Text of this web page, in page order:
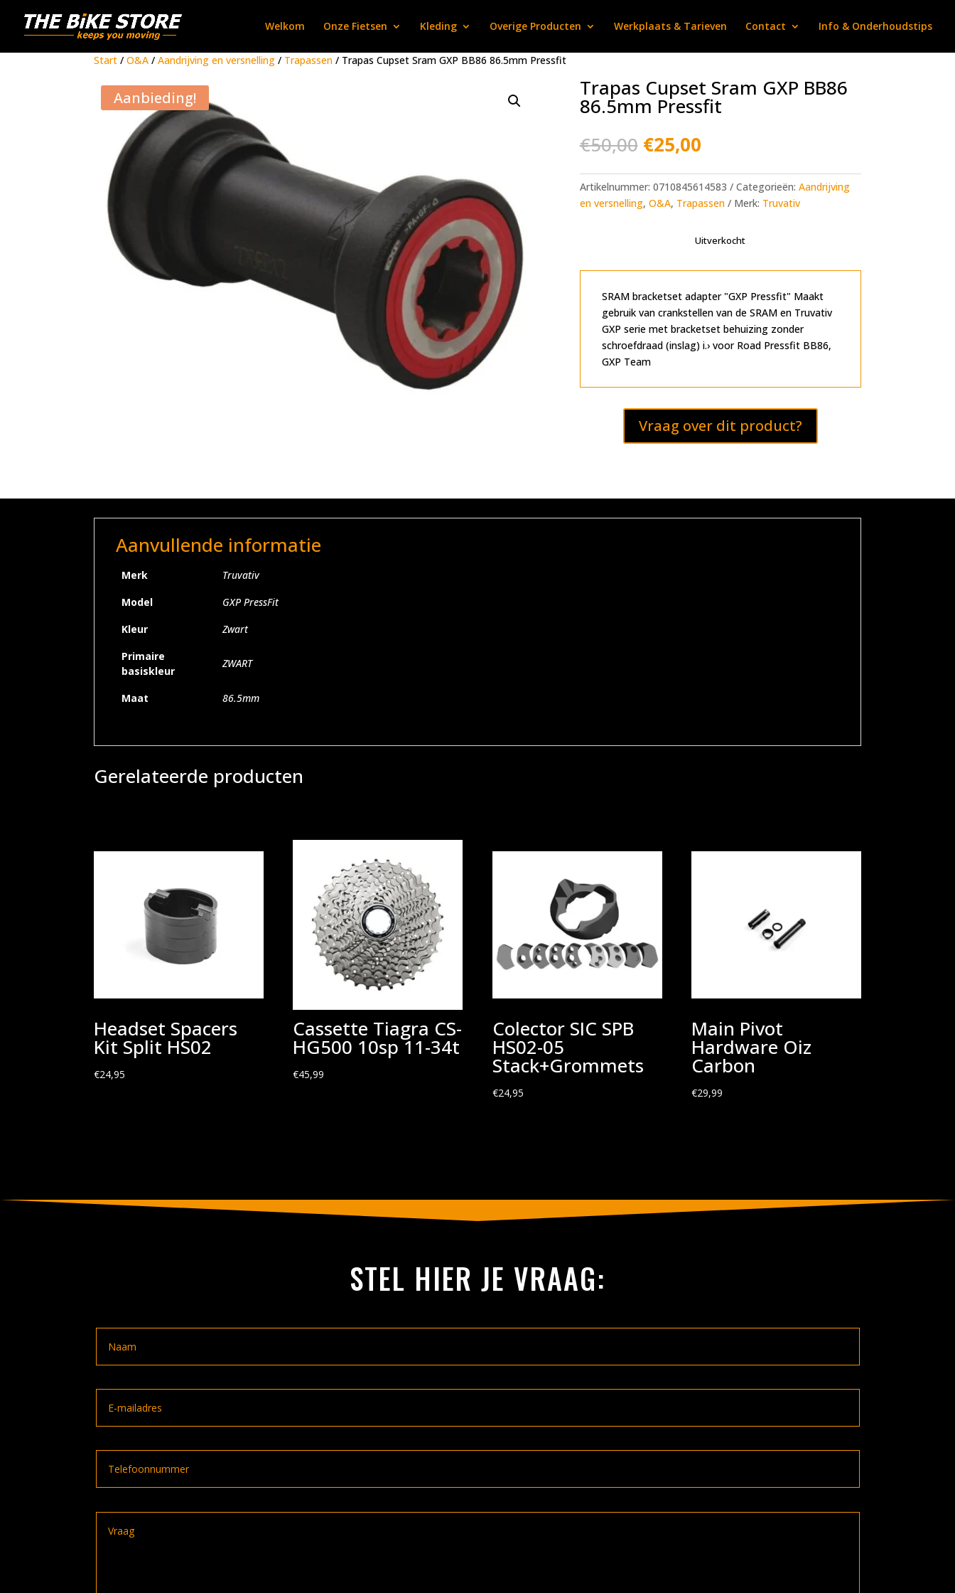
Welkom Onze Fietsen Kleding Overige Producten Werkplaats & Tarieven Contact Info & Onderhoudstips
Start/ O&A/ Aandrijving en versnelling/ Trapassen/ Trapas Cupset Sram GXP BB86 86.5mm Pressfit
Aanbieding! Trapas Cupset Sram GXP BB86
86.5mm Pressfit
€50,00 Oorspronkelijke
prijs
was:
€50,00.
€25,00Huidige
is:
€25,00.
Artikelnummer: 0710845614583 Categorieën: Aandrijving
en versnelling, O&A, Trapassen Merk: Truvativ
Uitverkocht
SRAM bracketset adapter "GXP Pressfit" Maakt
gebruik van crankstellen van de SRAM en Truvativ
GXP serie met bracketset behuizing zonder
schroefdraad (inslag) i.› voor Road Pressfit BB86,
GXP Team
Vraag over dit product?
Aanvullende informatie
Merk
Truvativ
Model
GXP PressFit
Kleur
Zwart
Primaire
basiskleur
ZWART
Maat 86.5mm
Gerelateerde producten
Headset Spacers
Kit Split HS02
€24,95
Cassette Tiagra CS-
HG500 10sp 11-34t
€45,99
Colector SIC SPB
HS02-05
Stack+Grommets
€24,95
Main Pivot
Hardware Oiz
Carbon
€29,99
STEL HIER JE VRAAG: